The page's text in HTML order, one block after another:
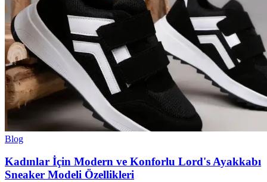
Blog
Kadınlar İçin Modern ve Konforlu Lord's Ayakkabı
Sneaker Modeli Özellikleri